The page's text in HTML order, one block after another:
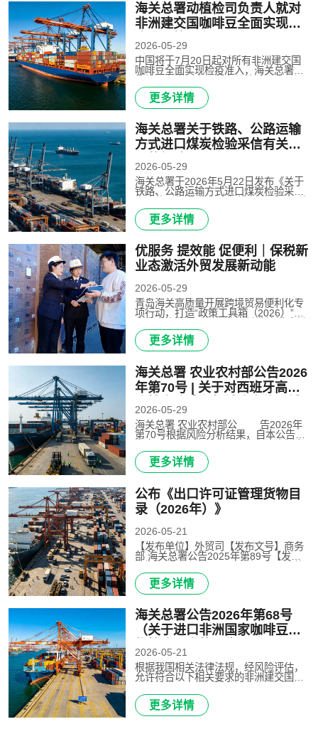
海关总署动植检司负责人就对
非洲建交国咖啡豆全面实现检
2026-05-29
中国将于7月20日起对所有非洲建交国
咖啡豆全面实现检疫准入，海关总署动
者提问。海关总署动植检司负责人表
示，为深入贯彻**关于通过升级“绿色通
道”等进一步扩大非洲输华产品准..
更多详情
海关总署关于铁路、公路运输
方式进口煤炭检验采信有关事
项的解读
2026-05-29
海关总署于2026年5月22日发布《关于
铁路、公路运输方式进口煤炭检验采信
称“公告”），决定对铁路、公路运输方
式（以下统称“陆运”）进口煤炭检验实
施采信管理。为帮助进口企业..
更多详情
优服务 提效能 促便利｜保税新
业态激活外贸发展新动能
2026-05-29
青岛海关高质量开展跨境贸易便利化专
项行动，打造“政策工具箱（2026）”，
新、优化外贸新业态监管服务、提升跨
境物流运输效能、加强数智口岸建设和
互联互通、强化对企综合服务..
更多详情
海关总署 农业农村部公告2026
年第70号 | 关于对西班牙高致
化管理的公告
2026-05-29
海关总署 农业农村部公 告2026年
第70号根据风险分析结果，自本公告发
流感、新城疫区域化和生物安全隔离区
划及检验检疫要求的禽类及其产品输
华。海关总署、农业农村部2025..
更多详情
公布《出口许可证管理货物目
录（2026年）》
2026-05-21
【发布单位】外贸司【发布文号】商务
部 海关总署公告2025年第89号【发文
和国对外贸易法》《*人民共和国货物进
出口管理条例》《消耗臭氧层物质管理
条例》《货物出口许可证管理办法..
更多详情
海关总署公告2026年第68号
（关于进口非洲国家咖啡豆植
物检疫要求的公告）
2026-05-21
根据我国相关法律法规，经风险评估，
允许符合以下相关要求的非洲建交国家
《*人民共和国生物安全法》；（二）
《*人民共和国进出境动植物检疫法》及
其实施条例；（三）《*人民共和..
更多详情